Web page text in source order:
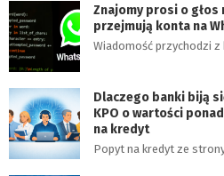
Znajomy prosi o głos
przejmują konta na
Wiadomość przychodzi
Dlaczego banki biją
KPO o wartości
na kredyt
Popyt na kredyt ze